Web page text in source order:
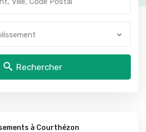
Rechercher
à Courthézon